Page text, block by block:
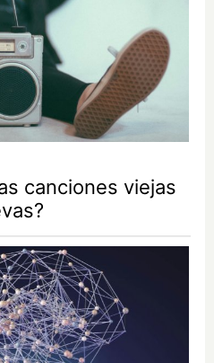
canciones viejas